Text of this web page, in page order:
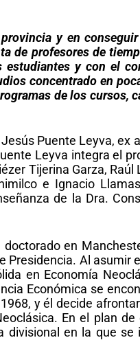
y en
de profesores de
estudiantes y con el
concentrado en
de los cursos,
Puente Leyva, ex
Leyva integra el
Tijerina Garza, Raúl
e Ignacio
de la Dra.
en
Presidencia. Al asumir
en Economía
Económica se
y él decide
En el plan de
en la que se